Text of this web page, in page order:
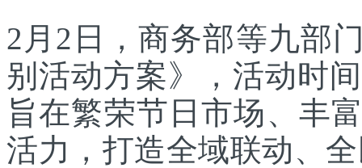
2月2日，商务部等九部
别活动方案》，活动时
旨在繁荣节日市场、丰
活力，打造全域联动、